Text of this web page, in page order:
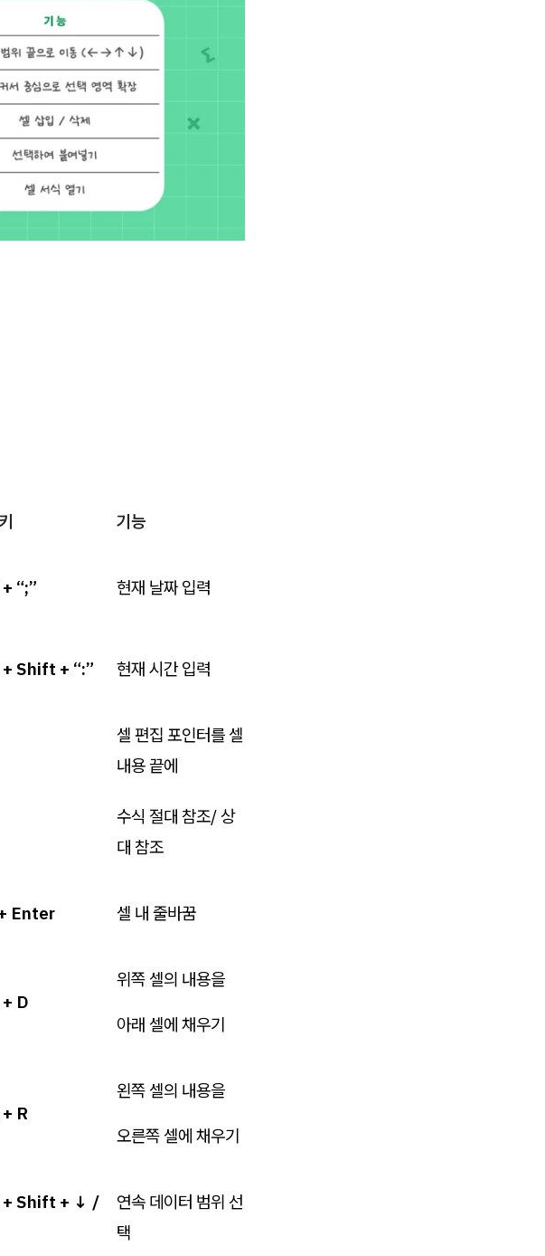
기능
“;” 현재 날짜 입력
Shift + “:” 현재 시간 입력
셀 편집 포인터를 셀
내용 끝에
수식 절대 참조/ 상
대 참조
Enter 셀 내 줄바꿈
D
위쪽 셀의 내용을
아래 셀에 채우기
R
왼쪽 셀의 내용을
오른쪽 셀에 채우기
Shift + ↓ /
연속 데이터 범위 선
택